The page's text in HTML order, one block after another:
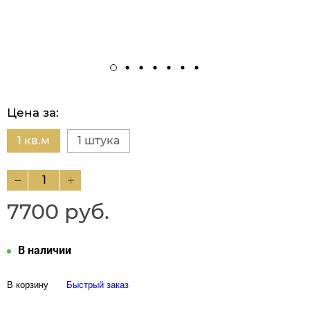
Цена за:
1 кв.м 1 штука
7700 руб.
В наличии
В корзину Быстрый заказ